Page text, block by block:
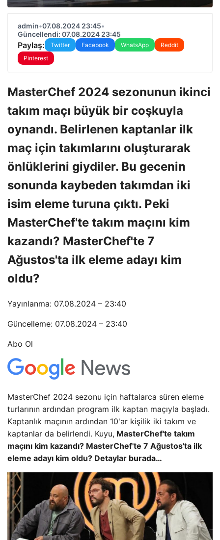
admin•07.08.2024 23:45•
Güncellendi: 07.08.2024 23:45
Paylaş: Twitter Facebook WhatsApp
Reddit
Pinterest
MasterChef 2024 sezonunun ikinci
takım maçı büyük bir coşkuyla
oynandı. Belirlenen kaptanlar ilk
maç için takımlarını oluşturarak
önlüklerini giydiler. Bu gecenin
sonunda kaybeden takımdan iki
isim eleme turuna çıktı. Peki
MasterChef'te takım maçını kim
kazandı? MasterChef'te 7
Ağustos'ta ilk eleme adayı kim
oldu?
Yayınlanma: 07.08.2024 – 23:40
Güncelleme: 07.08.2024 – 23:40
Abo Ol
MasterChef 2024 sezonu için haftalarca süren eleme
turlarının ardından program ilk kaptan maçıyla başladı.
Kaptanlık maçının ardından 10'ar kişilik iki takım ve
kaptanlar da belirlendi. Kuyu, MasterChef'te takım
maçını kim kazandı? MasterChef'te 7 Ağustos'ta ilk
eleme adayı kim oldu? Detaylar burada…